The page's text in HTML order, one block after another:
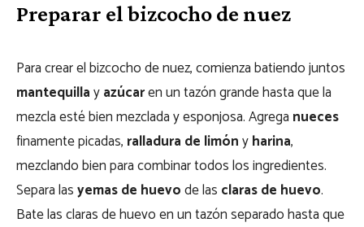
Preparar el bizcocho de nuez
Para crear el bizcocho de nuez, comienza batiendo juntos
mantequillayazúcaren un tazón grande hasta que la
mezcla esté bien mezclada y esponjosa. Agrega nueces
finamente picadas, ralladura de limónyharina,
mezclando bien para combinar todos los ingredientes.
Separa lasyemas de huevode las claras de huevo.
Bate las claras de huevo en un tazón separado hasta que